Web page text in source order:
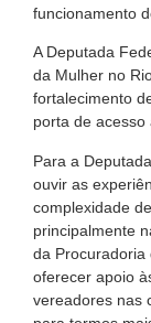
funcionamento
A Deputada
da Mulher no
fortalecimento
porta de
Para a
ouvir as
complexidade
principalmente
da Procuradoria
oferecer apoio
vereadores nas